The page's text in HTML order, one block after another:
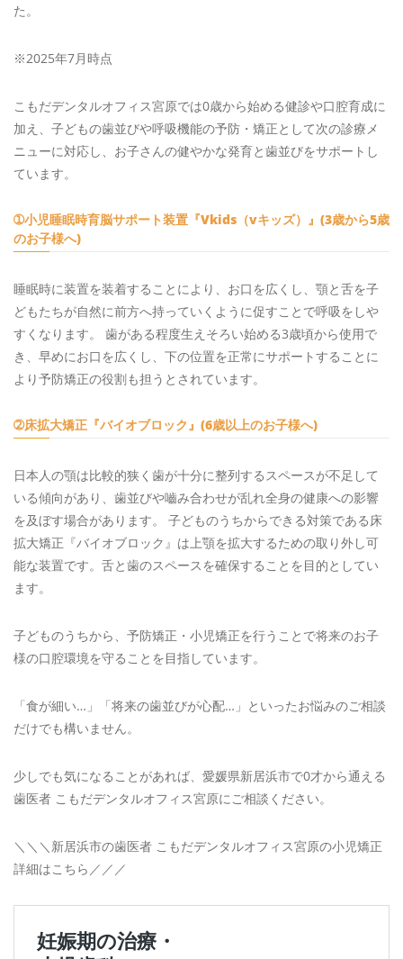
た。
※2025年7月時点
こもだデンタルオフィス宮原では0歳から始める健診や口腔育成に
加え、子どもの歯並びや呼吸機能の予防・矯正として次の診療メ
ニューに対応し、お子さんの健やかな発育と歯並びをサポートし
ています。
➀小児睡眠時育脳サポート装置『Vkids（vキッズ）』(3歳から5歳
のお子様へ)
睡眠時に装置を装着することにより、お口を広くし、顎と舌を子
どもたちが自然に前方へ持っていくように促すことで呼吸をしや
すくなります。 歯がある程度生えそろい始める3歳頃から使用で
き、早めにお口を広くし、下の位置を正常にサポートすることに
より予防矯正の役割も担うとされています。
➁床拡大矯正『バイオブロック』(6歳以上のお子様へ)
日本人の顎は比較的狭く歯が十分に整列するスペースが不足して
いる傾向があり、歯並びや嚙み合わせが乱れ全身の健康への影響
を及ぼす場合があります。 子どものうちからできる対策である床
拡大矯正『バイオブロック』は上顎を拡大するための取り外し可
能な装置です。舌と歯のスペースを確保することを目的としてい
ます。
子どものうちから、予防矯正・小児矯正を行うことで将来のお子
様の口腔環境を守ることを目指しています。
「食が細い…」「将来の歯並びが心配…」といったお悩みのご相談
だけでも構いません。
少しでも気になることがあれば、愛媛県新居浜市で0才から通える
歯医者 こもだデンタルオフィス宮原にご相談ください。
＼＼＼新居浜市の歯医者 こもだデンタルオフィス宮原の小児矯正
詳細はこちら／／／